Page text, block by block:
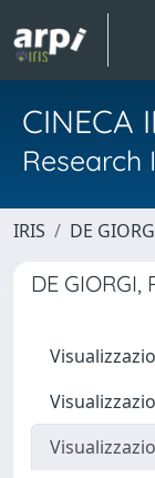
CINECA
IRIS DE
DE GIORGI,